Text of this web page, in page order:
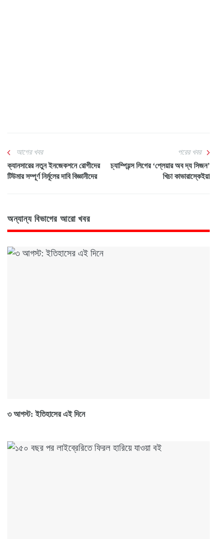
আগের খবর
ক্যানসারের নতুন ইনজেকশনে রোগীদের
টিউমার সম্পূর্ণ নির্মূলের দাবি বিজ্ঞানীদের
পরের খবর
চ্যাম্পিয়ন্স লিগের ‘প্লেয়ার অব দ্য সিজন’
খিচা কাভারাস্কেইয়া
অন্যান্য বিভাগের আরো খবর
৩ আগস্ট: ইতিহাসের এই দিনে